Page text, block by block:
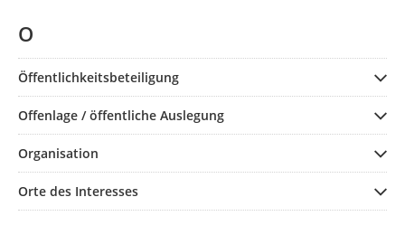
O
Öffentlichkeitsbeteiligung
Offenlage / öffentliche Auslegung
Organisation
Orte des Interesses